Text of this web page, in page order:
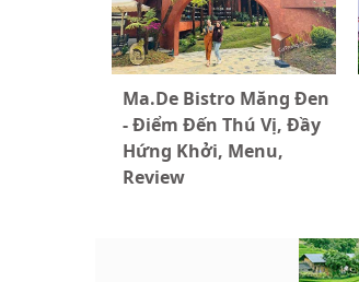
Ma.De Bistro Măng Đen
- Điểm Đến Thú Vị, Đầy
Hứng Khởi, Menu,
Review